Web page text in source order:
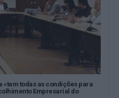
«tem todas as condições para
Empresarial do